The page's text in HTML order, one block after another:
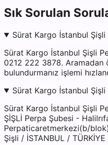
Sık Sorulan
Sürat Kargo İstanbul
Sürat Kargo İstanbul Şişli
0212 222 3878. Aramadan
bulundurmanız işlemi
Sürat Kargo İstanbul
Sürat Kargo İstanbul Şişli
ŞİŞLİ Perpa Şubesi -
Perpaticaretmerkezi(b/
Şişli / İSTANBUL / TÜRKİYE